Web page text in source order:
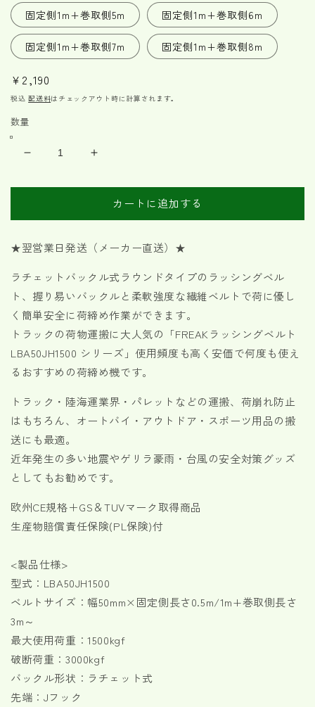
固定側1m+巻取側5m 固定側1m+巻取側6m
固定側1m+巻取側7m 固定側1m+巻取側8m
通
常
格
¥2,190
税込配送料はチェックアウト時に計算されます。
数量
ベ
ト
青
J
ク
使
重
1500kg
幅
50mm
種
の
量
を
減
ら
す
ラ
ベ
ト
青
J
フ
ッ
ク
使
用
荷
重
幅
50mm
種
の
や
カートに追加する
★翌営業日発送（メーカー直送）★
ラチェットバックル式ラウンドタイプのラッシングベル
ト、握り易いバックルと柔軟強度な繊維ベルトで荷に優し
く簡単安全に荷締め作業ができます。
トラックの荷物運搬に大人気の「FREAKラッシングベルト
LBA50JH1500 シリーズ」使用頻度も高く安価で何度も使え
るおすすめの荷締め機です。
トラック・陸海運業界・パレットなどの運搬、荷崩れ防止
はもちろん、オートバイ・アウトドア・スポーツ用品の搬
送にも最適。
近年発生の多い地震やゲリラ豪雨・台風の安全対策グッズ
としてもお勧めです。
欧州CE規格＋GS＆TUVマーク取得商品
生産物賠償責任保険(PL保険)付
<製品仕様>
型式：LBA50JH1500
ベルトサイズ：幅50mm×固定側長さ0.5m/1m+巻取側長さ
3m～
最大使用荷重：1500kgf
破断荷重：3000kgf
バックル形状：ラチェット式
先端：Jフック